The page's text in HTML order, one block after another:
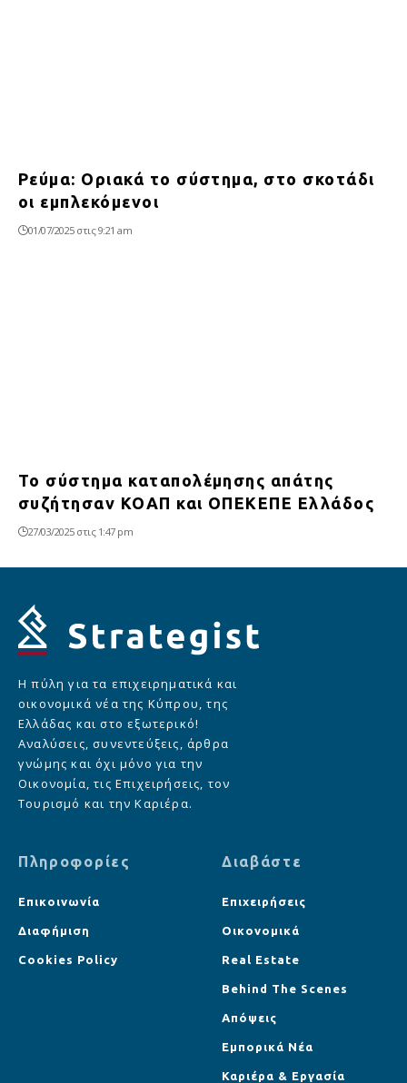
Ρεύμα: Οριακά το σύστημα, στο σκοτάδι
οι εμπλεκόμενοι
01/07/2025 στις 9:21 am
Το σύστημα καταπολέμησης απάτης
συζήτησαν ΚΟΑΠ και ΟΠΕΚΕΠΕ Ελλάδος
27/03/2025 στις 1:47 pm
Η πύλη για τα επιχειρηματικά και
οικονομικά νέα της Κύπρου, της
Ελλάδας και στο εξωτερικό!
Αναλύσεις, συνεντεύξεις, άρθρα
γνώμης και όχι μόνο για την
Οικονομία, τις Επιχειρήσεις, τον
Τουρισμό και την Καριέρα.
Πληροφορίες
Επικοινωνία
Διαφήμιση
Cookies Policy
Διαβάστε
Επιχειρήσεις
Οικονομικά
Real Estate
Behind The Scenes
Απόψεις
Εμπορικά Νέα
Καριέρα & Εργασία